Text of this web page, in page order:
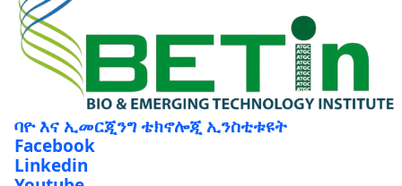
ባዮ እና ኢመርጂንግ ቴክኖሎጂ ኢንስቲቱዩት
Facebook
Linkedin